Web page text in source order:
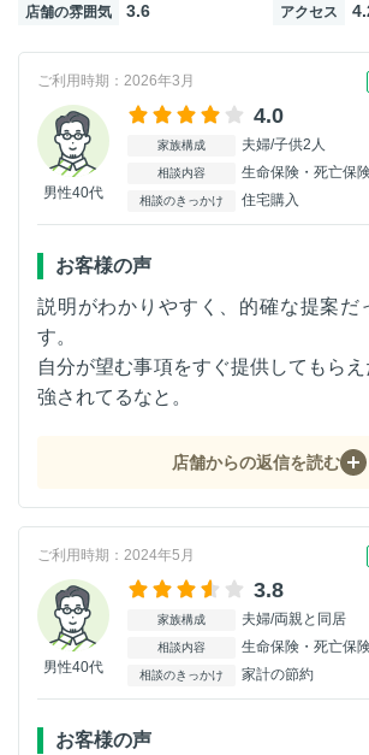
店舗の雰囲気 3.6 アクセス
ご利用時期：2026年3月
男性40代
4.0
家族構成 夫婦/子供2人
相談内容
相談のきっかけ 住宅購入
お客様の声
説明がわかりやすく、的確な提案だ
す。
自分が望む事項をすぐ提供してもら
強されてるなと。
店舗からの返信を読む
ご利用時期：2024年5月
男性40代
3.8
家族構成 夫婦/両親と同居
相談内容
相談のきっかけ 家計の節約
お客様の声